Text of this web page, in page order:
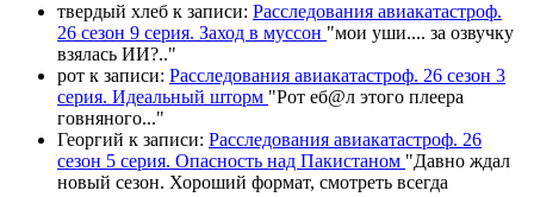
твердый хлеб к записи: Расследования авиакатастроф.
26 сезон 9 серия. Заход в муссон "мои уши.... за озвучку
взялась ИИ?.."
рот к записи: Расследования авиакатастроф. 26 сезон 3
серия. Идеальный шторм "Рот еб@л этого плеера
говняного..."
Георгий к записи: Расследования авиакатастроф. 26
сезон 5 серия. Опасность над Пакистаном "Давно ждал
новый сезон. Хороший формат, смотреть всегда